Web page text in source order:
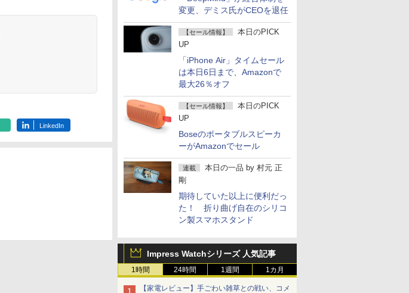
変更、デミス氏がCEOを退任
【セール情報】
本日のPICK
UP
「iPhone Air」タイムセール
は本日6日まで、Amazonで
最大26％オフ
【セール情報】
本日のPICK
UP
Boseのポータブルスピーカ
ーがAmazonでセール
連載 本日の一品 by 村元 正
剛
期待していた以上に便利だっ
た！ 折り曲げ自在のシリコ
ン製スマホスタンド
Impress Watchシリーズ 人気記事
1時間 24時間 1週間 1カ月
【家電レビュー】手ごわい雑草との戦い、コメ
LinkedIn